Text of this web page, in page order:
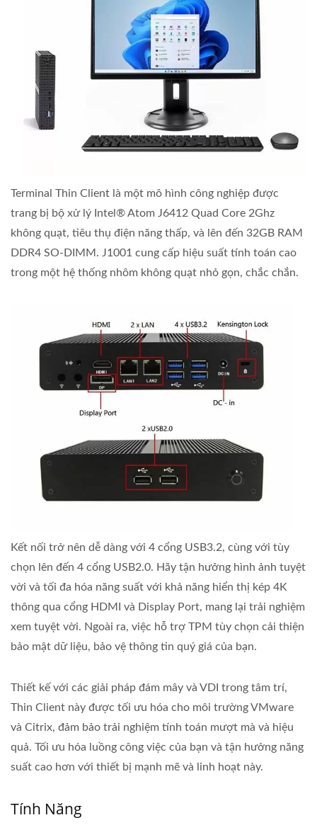
Terminal Thin Client là một mô hình công nghiệp được
trang bị bộ xử lý Intel® Atom J6412 Quad Core 2Ghz
không quạt, tiêu thụ điện năng thấp, và lên đến 32GB RAM
DDR4 SO-DIMM. J1001 cung cấp hiệu suất tính toán cao
trong một hệ thống nhôm không quạt nhỏ gọn, chắc chắn.
Kết nối trở nên dễ dàng với 4 cổng USB3.2, cùng với tùy
chọn lên đến 4 cổng USB2.0. Hãy tận hưởng hình ảnh tuyệt
vời và tối đa hóa năng suất với khả năng hiển thị kép 4K
thông qua cổng HDMI và Display Port, mang lại trải nghiệm
xem tuyệt vời. Ngoài ra, việc hỗ trợ TPM tùy chọn cải thiện
bảo mật dữ liệu, bảo vệ thông tin quý giá của bạn.
Thiết kế với các giải pháp đám mây và VDI trong tâm trí,
Thin Client này được tối ưu hóa cho môi trường VMware
và Citrix, đảm bảo trải nghiệm tính toán mượt mà và hiệu
quả. Tối ưu hóa luồng công việc của bạn và tận hưởng năng
suất cao hơn với thiết bị mạnh mẽ và linh hoạt này.
Tính Năng